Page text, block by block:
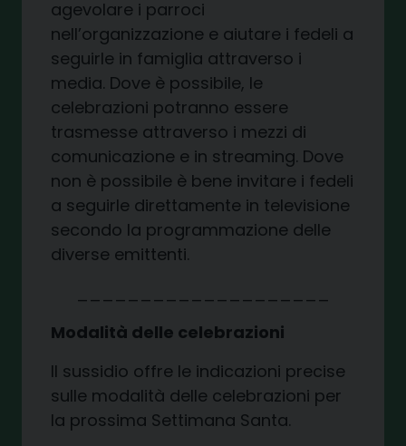
agevolare i parroci
nell’organizzazione e aiutare i fedeli a
seguirle in famiglia attraverso i
media. Dove è possibile, le
celebrazioni potranno essere
trasmesse attraverso i mezzi di
comunicazione e in streaming. Dove
non è possibile è bene invitare i fedeli
a seguirle direttamente in televisione
secondo la programmazione delle
diverse emittenti.
Modalità delle celebrazioni
Il sussidio offre le indicazioni precise
sulle modalità delle celebrazioni per
la prossima Settimana Santa.